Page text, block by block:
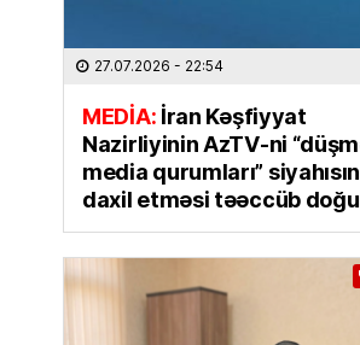
27.07.2026 - 22:54
MEDİA:İran Kəşfiyyat
Nazirliyinin AzTV-ni
media qurumları”
daxil etməsi təəccüb